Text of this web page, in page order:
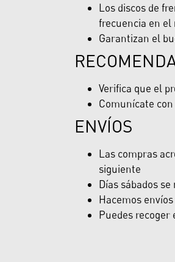
Los discos de
frecuencia en el
Garantizan el
Verifica que el
Comunícate
ENVÍOS
Las compras
siguiente
Días sábados
Hacemos
Puedes recoger